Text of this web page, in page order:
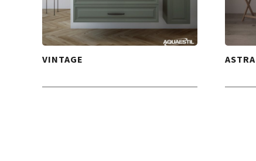
VINTAGE ASTRA